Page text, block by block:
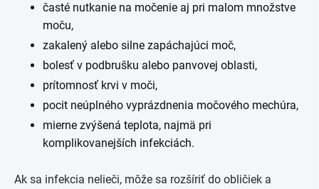
časté nutkanie na močenie aj pri malom množstve
moču,
zakalený alebo silne zapáchajúci moč,
bolesť v podbrušku alebo panvovej oblasti,
prítomnosť krvi v moči,
pocit neúplného vyprázdnenia močového mechúra,
mierne zvýšená teplota, najmä pri
komplikovanejších infekciách.
Ak sa infekcia nelieči, môže sa rozšíriť do obličiek a